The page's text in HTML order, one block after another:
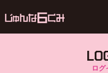
ログ